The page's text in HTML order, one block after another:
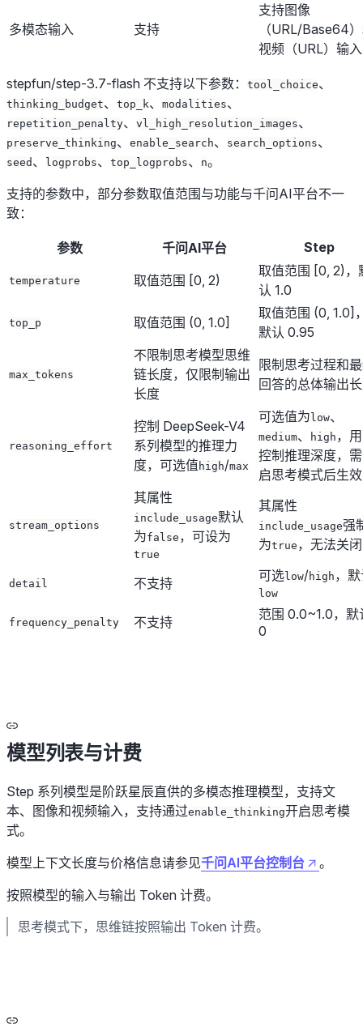
多模态输入 支持
支持图像
（URL/Base64
视频（URL）输入
stepfun/step-3.7-flash 不支持以下参数： tool_choice、
thinking_budget、 top_k、 modalities、
repetition_penalty、 vl_high_resolution_images、
preserve_thinking、 enable_search、 search_options、
seed 、 logprobs、 top_logprobs、 n。
支持的参数中，部分参数取值范围与功能与千问AI平台不一
致：
参数 千问AI平台 Step
temperature 取值范围 [0, 2)
取值范围 [0, 2)，
认 1.0
top_p 取值范围 (0, 1.0]
取值范围 (0, 1.0]
默认 0.95
max_tokens
不限制思考模型思维
链长度，仅限制输出
长度
限制思考过程和
回答的总体输出
reasoning_effort
控制 DeepSeek-V4
系列模型的推理力
度，可选值 high/max
可选值为low、
medium、 high ，
控制推理深度，
启思考模式后生效
stream_options
其属性
include_usage默认
为false ，可设为
true
其属性
include_usage强
为true ，无法关闭
detail 不支持 可选low/high ，
low
frequency_penalty 不支持
范围 0.0~1.0，默
0
模型列表与计费
Step 系列模型是阶跃星辰直供的多模态推理模型，支持文
本、图像和视频输入，支持通过enable_thinking开启思考模
式。
模型上下文长度与价格信息请参见千问AI平台控制台
。
按照模型的输入与输出 Token 计费。
思考模式下，思维链按照输出 Token 计费。